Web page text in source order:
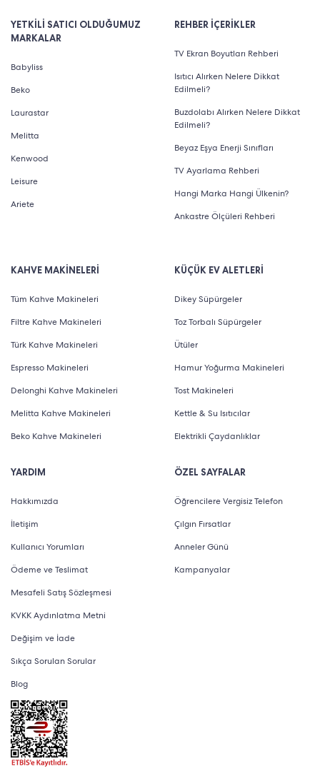
YETKİLİ SATICI OLDUĞUMUZ
MARKALAR
Babyliss
Beko
Laurastar
Melitta
Kenwood
Leisure
Ariete
REHBER İÇERİKLER
TV Ekran Boyutları Rehberi
Isıtıcı Alırken Nelere Dikkat
Edilmeli?
Buzdolabı Alırken Nelere Dikkat
Edilmeli?
Beyaz Eşya Enerji Sınıfları
TV Ayarlama Rehberi
Hangi Marka Hangi Ülkenin?
Ankastre Ölçüleri Rehberi
KAHVE MAKİNELERİ
Tüm Kahve Makineleri
Filtre Kahve Makineleri
Türk Kahve Makineleri
Espresso Makineleri
Delonghi Kahve Makineleri
Melitta Kahve Makineleri
Beko Kahve Makineleri
YARDIM
Hakkımızda
İletişim
Kullanıcı Yorumları
Ödeme ve Teslimat
Mesafeli Satış Sözleşmesi
KVKK Aydınlatma Metni
Değişim ve İade
Sıkça Sorulan Sorular
Blog
KÜÇÜK EV ALETLERİ
Dikey Süpürgeler
Toz Torbalı Süpürgeler
Ütüler
Hamur Yoğurma Makineleri
Tost Makineleri
Kettle & Su Isıtıcılar
Elektrikli Çaydanlıklar
ÖZEL SAYFALAR
Öğrencilere Vergisiz Telefon
Çılgın Fırsatlar
Anneler Günü
Kampanyalar